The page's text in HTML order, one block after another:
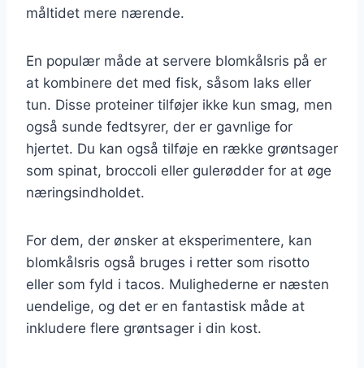
måltidet mere nærende.
En populær måde at servere blomkålsris på er
at kombinere det med fisk, såsom laks eller
tun. Disse proteiner tilføjer ikke kun smag, men
også sunde fedtsyrer, der er gavnlige for
hjertet. Du kan også tilføje en række grøntsager
som spinat, broccoli eller gulerødder for at øge
næringsindholdet.
For dem, der ønsker at eksperimentere, kan
blomkålsris også bruges i retter som risotto
eller som fyld i tacos. Mulighederne er næsten
uendelige, og det er en fantastisk måde at
inkludere flere grøntsager i din kost.